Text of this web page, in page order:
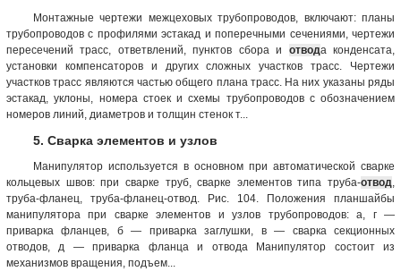
Монтажные чертежи межцеховых трубопроводов, включают: планы
трубопроводов с профилями эстакад и поперечными сечениями, чертежи
пересечений трасс, ответвлений, пунктов сбора и отвода конденсата,
установки компенсаторов и других сложных участков трасс. Чертежи
участков трасс являются частью общего плана трасс. На них указаны ряды
эстакад, уклоны, номера стоек и схемы трубопроводов с обозначением
номеров линий, диаметров и толщин стенок т...
5. Сварка элементов и узлов
Манипулятор используется в основном при автоматической сварке
кольцевых швов: при сварке труб, сварке элементов типа труба-отвод
труба-фланец, труба-фланец-отвод. Рис. 104. Положения планшайбы
манипулятора при сварке элементов и узлов трубопроводов: а, г —
приварка фланцев, б — приварка заглушки, в — сварка секционных
отводов, д — приварка фланца и отвода Манипулятор состоит из
механизмов вращения, подъем...